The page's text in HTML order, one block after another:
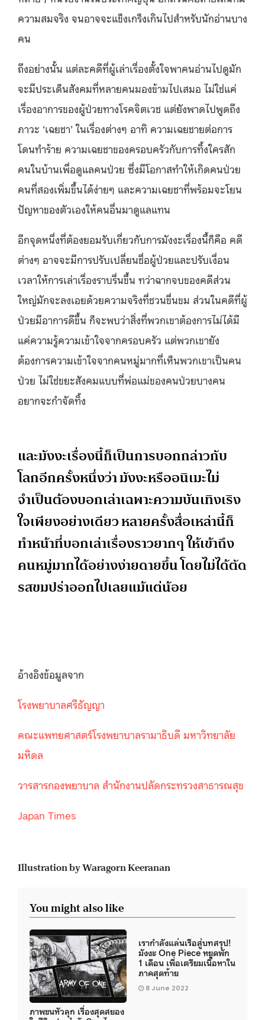
ความสมจริง จนอาจจะแข็งเกร็งเกินไปสำหรับนักอ่านบาง
คน
ถึงอย่างนั้น แต่ละคดีที่ผู้เล่าเรื่องตั้งใจพาคนอ่านไปดูมัก
จะมีประเด็นสังคมที่หลายคนมองข้ามไปเสมอ ไม่ใช่แค่
เรื่องอาการของผู้ป่วยทางโรคจิตเวช แต่ยังพาดไปพูดถึง
ภาวะ ‘เฉยชา’ ในเรื่องต่างๆ อาทิ ความเฉยชายต่อการ
โดนทำร้าย ความเฉยชาของครอบครัวกับการทิ้งใครสัก
คนในบ้านเพื่อดูแลคนป่วย ซึ่งมีโอกาสทำให้เกิดคนป่วย
คนที่สองเพิ่มขึ้นได้ง่ายๆ และความเฉยชาที่พร้อมจะโยน
ปัญหาของตัวเองให้คนอื่นมาดูแลแทน
อีกจุดหนึ่งที่ต้องยอมรับเกี่ยวกับการมังงะเรื่องนี้ก็คือ คดี
ต่างๆ อาจจะมีการปรับเปลี่ยนชื่อผู้ป่วยและปรับเงื่อน
เวลาให้การเล่าเรื่องราบรื่นขึ้น ทว่าฉากจบของคดีส่วน
ใหญ่มักจะลงเอยด้วยความจริงที่ชวนขื่นขม ส่วนในคดีที่ผู้
ป่วยมีอาการดีขึ้น ก็จะพบว่าสิ่งที่พวกเขาต้องการไม่ได้มี
แค่ความรู้ความเข้าใจจากครอบครัว แต่พวกเขายัง
ต้องการความเข้าใจจากคนหมู่มากที่เห็นพวกเขาเป็นคน
ป่วย ไม่ใช่ขยะสังคมแบบที่พ่อแม่ของคนป่วยบางคน
อยากจะกำจัดทิ้ง
และมังงะเรื่องนี้ก็เป็นการบอกกล่าวกับ
โลกอีกครั้งหนึ่งว่า มังงะหรืออนิเมะไม่
จำเป็นต้องบอกเล่าเฉพาะความบันเทิงเริง
ใจเพียงอย่างเดียว หลายครั้งสื่อเหล่านี้ก็
ทำหน้าที่บอกเล่าเรื่องราวยากๆ ให้เข้าถึง
คนหมู่มากได้อย่างง่ายดายขึ้น โดยไม่ได้ตัด
รสขมปร่าออกไปเลยแม้แต่น้อย
อ้างอิงข้อมูลจาก
โรงพยาบาลศรีธัญญา
คณะแพทยศาสตร์โรงพยาบาลรามาธิบดี มหาวิทยาลัย
มหิดล
วารสารกองพยาบาล สำนักงานปลัดกระทรวงสาธารณสุข
Japan Times
Illustration by Waragorn Keeranan
You might also like
ภาพขนหัวลุก เรื่องสุดสยอง
เรากำลังแล่นเรือสู่บทสรุป!
มังงะ One Piece หยุดพัก
1 เดือน เพื่อเตรียมเนื้อหาใน
ภาคสุดท้าย
8 June 2022